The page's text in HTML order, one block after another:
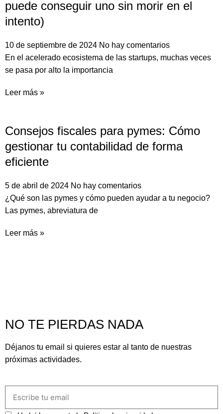
puede conseguir uno sin morir en el
intento)
10 de septiembre de 2024 No hay comentarios
En el acelerado ecosistema de las startups, muchas veces
se pasa por alto la importancia
Leer más »
Consejos fiscales para pymes: Cómo
gestionar tu contabilidad de forma
eficiente
5 de abril de 2024 No hay comentarios
¿Qué son las pymes y cómo pueden ayudar a tu negocio?
Las pymes, abreviatura de
Leer más »
NO TE PIERDAS NADA
Déjanos tu email si quieres estar al tanto de nuestras
próximas actividades.